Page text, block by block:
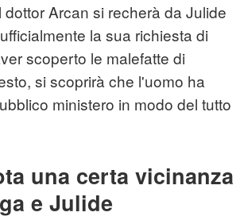
dottor Arcan si recherà da Julide
la sua richiesta di
scoperto le malefatte di
si scoprirà che l'uomo ha
ministero in modo del tutto
una certa vicinanza
e Julide